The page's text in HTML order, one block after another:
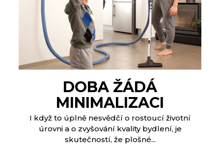
DOBA ŽÁDÁ
MINIMALIZACI
I když to úplně nesvědčí o rostoucí životní
úrovni a o zvyšování kvality bydlení, je
skutečností, že plošné...